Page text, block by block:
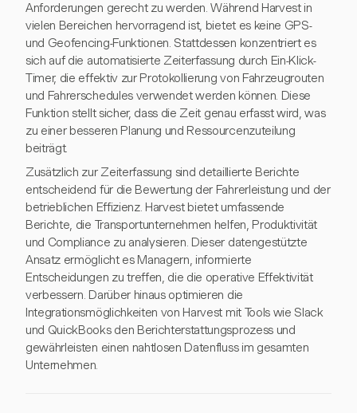
Anforderungen gerecht zu werden. Während Harvest in
vielen Bereichen hervorragend ist, bietet es keine GPS-
und Geofencing-Funktionen. Stattdessen konzentriert es
sich auf die automatisierte Zeiterfassung durch Ein-Klick-
Timer, die effektiv zur Protokollierung von Fahrzeugrouten
und Fahrerschedules verwendet werden können. Diese
Funktion stellt sicher, dass die Zeit genau erfasst wird, was
zu einer besseren Planung und Ressourcenzuteilung
beiträgt.
Zusätzlich zur Zeiterfassung sind detaillierte Berichte
entscheidend für die Bewertung der Fahrerleistung und der
betrieblichen Effizienz. Harvest bietet umfassende
Berichte, die Transportunternehmen helfen, Produktivität
und Compliance zu analysieren. Dieser datengestützte
Ansatz ermöglicht es Managern, informierte
Entscheidungen zu treffen, die die operative Effektivität
verbessern. Darüber hinaus optimieren die
Integrationsmöglichkeiten von Harvest mit Tools wie Slack
und QuickBooks den Berichterstattungsprozess und
gewährleisten einen nahtlosen Datenfluss im gesamten
Unternehmen.